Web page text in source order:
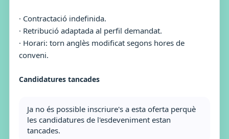
· Contractació indefinida.
· Retribució adaptada al perfil demandat.
· Horari: torn anglès modificat segons hores de
conveni.
Candidatures tancades
Ja no és possible inscriure's a esta oferta perquè
les candidatures de l'esdeveniment estan
tancades.